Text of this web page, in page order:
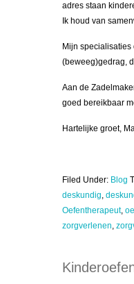
adres staan
Ik houd van
Mijn
(beweeg)gedrag,
Aan de
goed bereikbaar
Hartelijke groet,
Filed Under: Blog
deskundig,
Oefentherapeut,
zorgverlenen,